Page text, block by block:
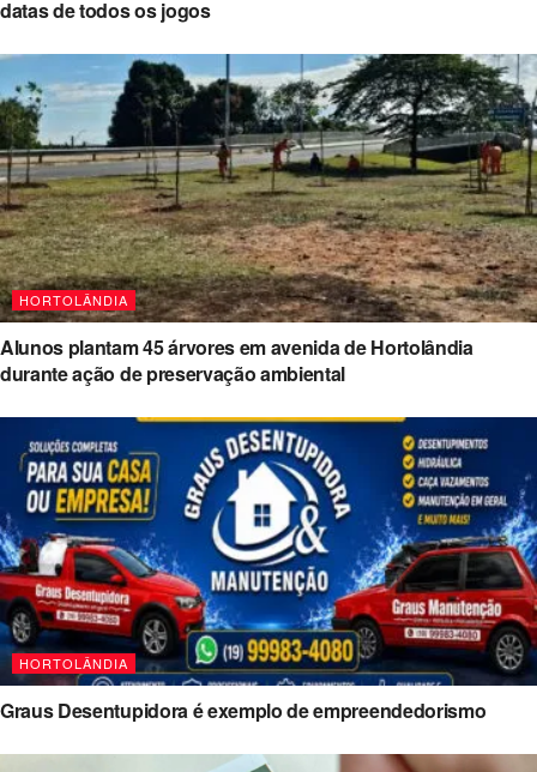
datas de todos os jogos
HORTOLÂNDIA
Alunos plantam 45 árvores em avenida de Hortolândia
durante ação de preservação ambiental
HORTOLÂNDIA
Graus Desentupidora é exemplo de empreendedorismo